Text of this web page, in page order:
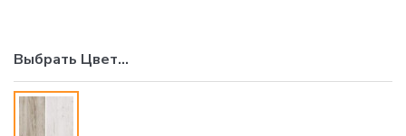
Выбрать Цвет...